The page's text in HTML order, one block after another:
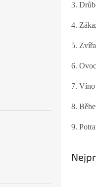
3.
4.
5.
6.
7. Víno
8.
9.